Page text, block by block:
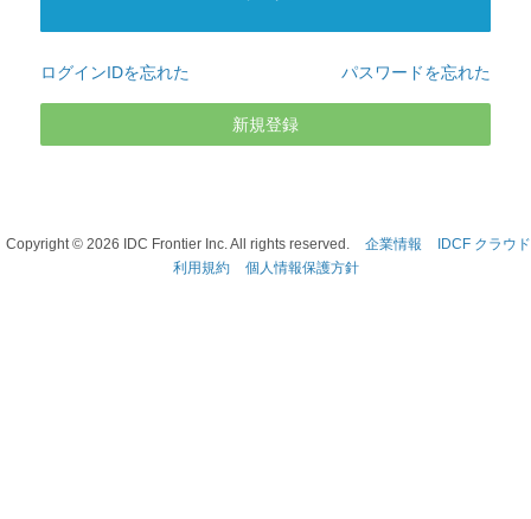
ログインIDを忘れた パスワードを忘れた
新規登録
Copyright © 2026 IDC Frontier Inc. All rights reserved. 企業情報
IDCF クラウド
利用規約
個人情報保護方針